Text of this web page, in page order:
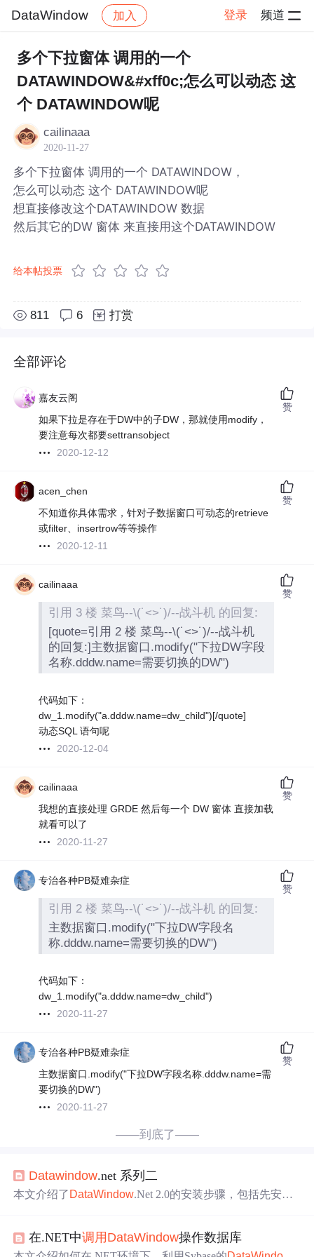
DataWindow 加入 登录 频道
社区 DataWindow 帖子详情
多个下拉窗体 调用的一个
DATAWINDOW&#xff0c;怎么可以动态 这
个 DATAWINDOW呢
cailinaaa
2020-11-27
多个下拉窗体 调用的一个 DATAWINDOW，
怎么可以动态 这个 DATAWINDOW呢
想直接修改这个DATAWINDOW 数据
然后其它的DW 窗体 来直接用这个DATAWINDOW
给本帖投票
811 6 打赏
全部评论
嘉友云阁
如果下拉是存在于DW中的子DW，那就使用modify，
要注意每次都要settransobject
2020-12-12
赞
acen_chen
不知道你具体需求，针对子数据窗口可动态的retrieve
或filter、insertrow等等操作
2020-12-11
赞
cailinaaa
引用 3 楼 菜鸟--\(˙<>˙)/--战斗机 的回复:
[quote=引用 2 楼 菜鸟--\(˙<>˙)/--战斗机
的回复:]主数据窗口.modify("下拉DW字段
名称.dddw.name=需要切换的DW")
代码如下：
dw_1.modify("a.dddw.name=dw_child")[/quote]
动态SQL 语句呢
2020-12-04
赞
cailinaaa
我想的直接处理 GRDE 然后每一个 DW 窗体 直接加载
就看可以了
2020-11-27
赞
专治各种PB疑难杂症
引用 2 楼 菜鸟--\(˙<>˙)/--战斗机 的回复:
主数据窗口.modify("下拉DW字段名
称.dddw.name=需要切换的DW")
代码如下：
dw_1.modify("a.dddw.name=dw_child")
2020-11-27
赞
专治各种PB疑难杂症
主数据窗口.modify("下拉DW字段名称.dddw.name=需
要切换的DW")
2020-11-27
赞
——到底了——
Datawindow.net 系列二
本文介绍了 DataWindow.Net 2.0的安装步骤，包括先安装.
此外，还提到了DataWindow控件在C#窗体中的应用，以
及如何在PowerBuilder或Data WindowDesigner中设计数据
在.NET中调用 DataWindow操作数据库